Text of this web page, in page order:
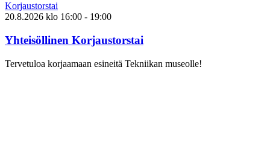
Korjaustorstai
20.8.2026 klo 16:00 - 19:00
Yhteisöllinen Korjaustorstai
Tervetuloa korjaamaan esineitä Tekniikan museolle!